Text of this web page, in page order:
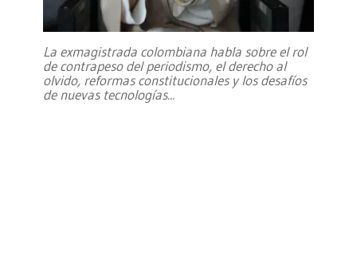
La exmagistrada colombiana habla sobre el rol
de contrapeso del periodismo, el derecho al
olvido, reformas constitucionales y los desafíos
de nuevas tecnologías...